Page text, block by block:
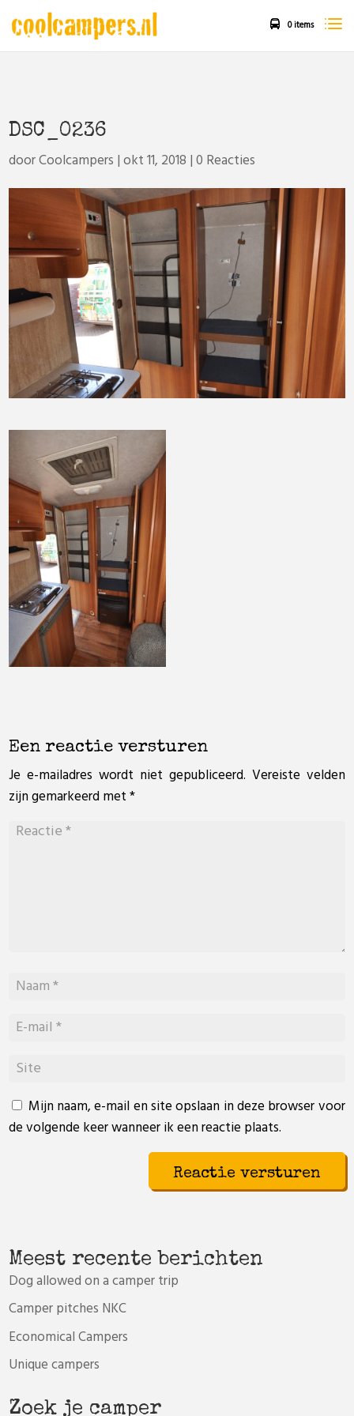
0 items
DSC_0236
doorCoolcampers |okt 11, 2018 |0 Reacties
Een reactie versturen
Je e-mailadres wordt niet gepubliceerd. Vereiste velden
zijn gemarkeerd met*
Mijn naam, e-mail en site opslaan in deze browser voor
de volgende keer wanneer ik een reactie plaats.
Meest recente berichten
Dog allowed on a camper trip
Camper pitches NKC
Economical Campers
Unique campers
Zoek je camper